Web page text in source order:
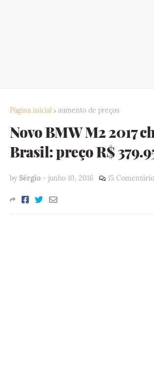
Página inicial aumento de preços
Novo BMW M2 2017
Brasil: preço R$
by Sérgio - junho 10, 2016 15